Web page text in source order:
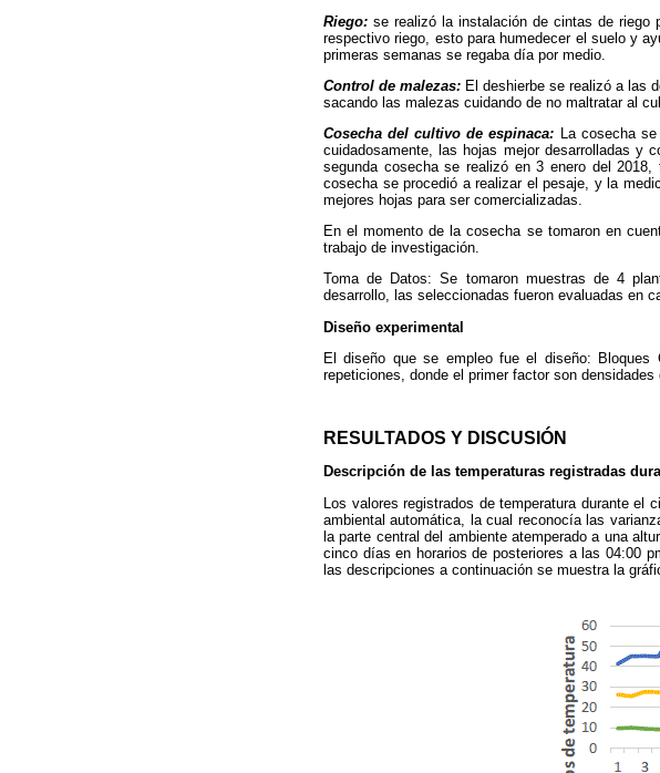
Riego: se realizó la instalación de cintas de riego
respectivo riego, esto para humedecer el suelo y
primeras semanas se regaba día por medio.
Control de malezas: El deshierbe se realizó a las
sacando las malezas cuidando de no maltratar al
Cosecha del cultivo de espinaca: La cosecha
cuidadosamente, las hojas mejor desarrolladas y
segunda cosecha se realizó en 3 enero del
cosecha se procedió a realizar el pesaje, y la
mejores hojas para ser comercializadas.
En el momento de la cosecha se tomaron en
trabajo de investigación.
Toma de Datos: Se tomaron muestras de 4
desarrollo, las seleccionadas fueron evaluadas en
Diseño experimental
El diseño que se empleo fue el diseño:
repeticiones, donde el primer factor son
RESULTADOS Y DISCUSIÓN
Descripción de las temperaturas registradas
Los valores registrados de temperatura durante el
ambiental automática, la cual reconocía las
la parte central del ambiente atemperado a una
cinco días en horarios de posteriores a las 04:00
las descripciones a continuación se muestra la